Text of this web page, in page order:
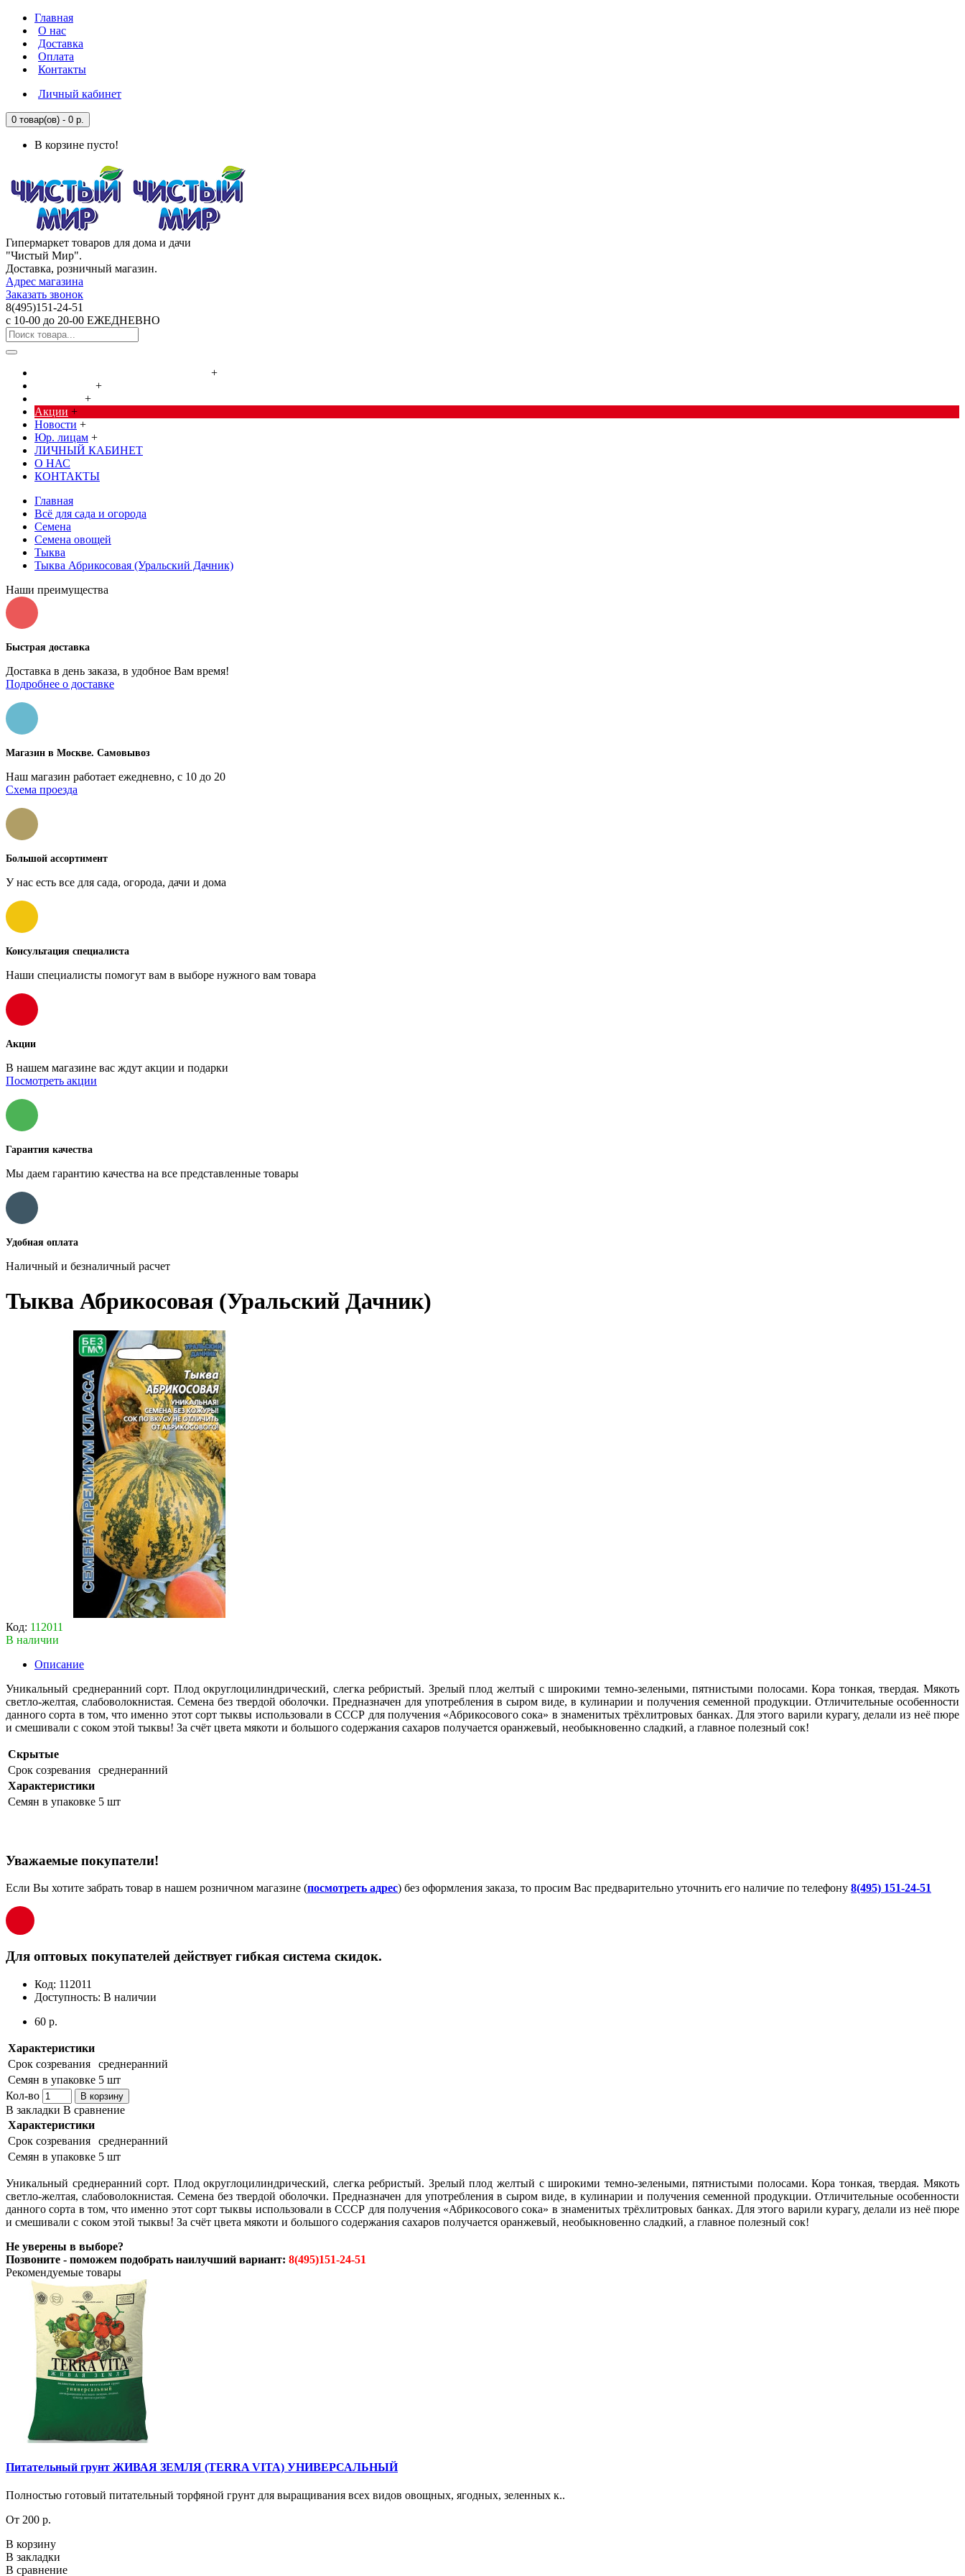
Главная
О нас
Доставка
Оплата
Контакты
Личный кабинет
0 товар(ов) - 0 р.
В корзине пусто!
Гипермаркет товаров для дома и дачи
"Чистый Мир".
Доставка, розничный магазин.
Адрес магазина
Заказать звонок
8(495)151-24-51
с 10-00 до 20-00 ЕЖЕДНЕВНО
+
+
+
Акции +
Новости +
Юр. лицам +
ЛИЧНЫЙ КАБИНЕТ
О НАС
КОНТАКТЫ
Главная
Всё для сада и огорода
Семена
Семена овощей
Тыква
Тыква Абрикосовая (Уральский Дачник)
Наши преимущества
Быстрая доставка
Доставка в день заказа, в удобное Вам время!
Подробнее о доставке
Магазин в Москве. Самовывоз
Наш магазин работает ежедневно, с 10 до 20
Схема проезда
Большой ассортимент
У нас есть все для сада, огорода, дачи и дома
Консультация специалиста
Наши специалисты помогут вам в выборе нужного вам товара
Акции
В нашем магазине вас ждут акции и подарки
Посмотреть акции
Гарантия качества
Мы даем гарантию качества на все представленные товары
Удобная оплата
Наличный и безналичный расчет
Тыква Абрикосовая (Уральский Дачник)
Код: 112011
В наличии
Описание
Уникальный среднеранний сорт. Плод округлоцилиндрический, слегка ребристый. Зрелый плод желтый с широкими темно-зелеными, пятнистыми полосами. Кора тонкая, твердая. Мякоть
светло-желтая, слабоволокни­стая. Семена без твердой оболочки. Предназначен для употребления в сыром виде, в кулинарии и получения семенной продукции. Отличительные особенности
данного сорта в том, что именно этот сорт тыквы использовали в СССР для получения «Абрикосового сока» в знаменитых трёхлитровых банках. Для этого варили курагу, делали из неё пюре
и смешивали с соком этой тыквы! За счёт цвета мякоти и большого содержания сахаров получается оранжевый, необыкновенно сладкий, а главное полезный сок!
Скрытые
Срок созревания
среднеранний
Характеристики
Семян в упаковке 5 шт
Уважаемые покупатели!
Если Вы хотите забрать товар в нашем розничном магазине (посмотреть адрес) без оформления заказа, то просим Вас предварительно уточнить его наличие по телефону 8(495) 151-24-51
Для оптовых покупателей действует гибкая система скидок.
Код: 112011
Доступность: В наличии
60 р.
Характеристики
Срок созревания
среднеранний
Семян в упаковке 5 шт
Кол-во
В корзину
В закладки В сравнение
Характеристики
Срок созревания
среднеранний
Семян в упаковке 5 шт
Уникальный среднеранний сорт. Плод округлоцилиндрический, слегка ребристый. Зрелый плод желтый с широкими темно-зелеными, пятнистыми полосами. Кора тонкая, твердая. Мякоть
светло-желтая, слабоволокни­стая. Семена без твердой оболочки. Предназначен для употребления в сыром виде, в кулинарии и получения семенной продукции. Отличительные особенности
данного сорта в том, что именно этот сорт тыквы использовали в СССР для получения «Абрикосового сока» в знаменитых трёхлитровых банках. Для этого варили курагу, делали из неё пюре
и смешивали с соком этой тыквы! За счёт цвета мякоти и большого содержания сахаров получается оранжевый, необыкновенно сладкий, а главное полезный сок!
Не уверены в выборе?
Позвоните - поможем подобрать наилучший вариант: 8(495)151-24-51
Рекомендуемые товары
Питательный грунт ЖИВАЯ ЗЕМЛЯ (TERRA VITA) УНИВЕРСАЛЬНЫЙ
Полностью готовый питательный торфяной грунт для выращивания всех видов овощных, ягодных, зеленных к..
От 200 р.
В корзину
В закладки
В сравнение